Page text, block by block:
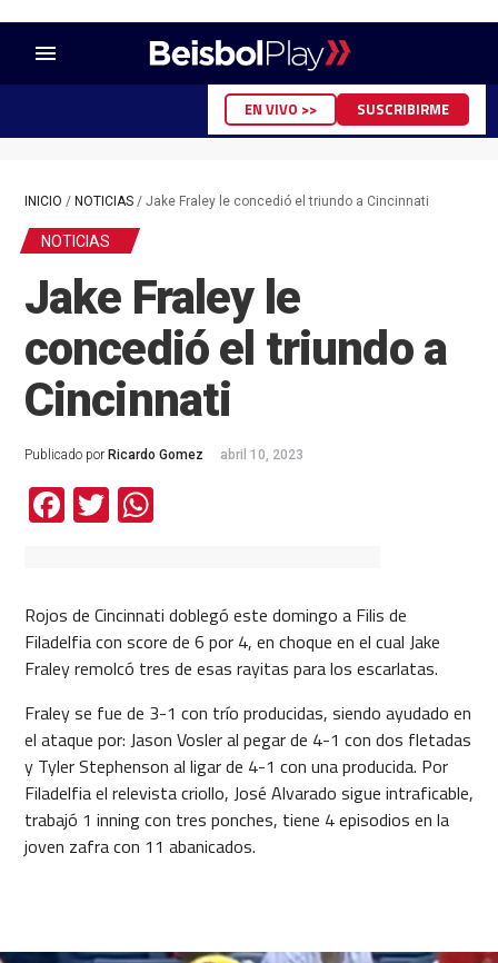
menu
EN VIVO >> SUSCRIBIRME
INICIO / NOTICIAS/ Jake Fraley le concedió el triundo a Cincinnati
NOTICIAS
Jake Fraley le
concedió el triundo a
Cincinnati
Publicado por Ricardo Gomez abril 10, 2023
Facebook
TwitterWhatsApp
Rojos de Cincinnati doblegó este domingo a Filis de
Filadelfia con score de 6 por 4, en choque en el cual Jake
Fraley remolcó tres de esas rayitas para los escarlatas.
Fraley se fue de 3-1 con trío producidas, siendo ayudado en
el ataque por: Jason Vosler al pegar de 4-1 con dos fletadas
y Tyler Stephenson al ligar de 4-1 con una producida. Por
Filadelfia el relevista criollo, José Alvarado sigue intraficable,
trabajó 1 inning con tres ponches, tiene 4 episodios en la
joven zafra con 11 abanicados.